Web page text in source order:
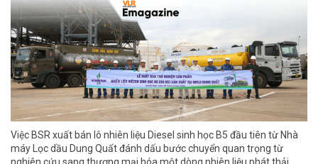
Việc BSR xuất bán lô nhiên liệu Diesel sinh học B5 đầu tiên từ Nhà
máy Lọc dầu Dung Quất đánh dấu bước chuyển quan trọng từ